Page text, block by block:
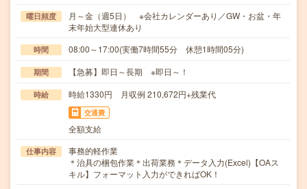
曜日頻度
月～金（週5日） ※会社カレンダーあり／GW・お盆・年
末年始大型連休あり
時間 08:00～17:00(実働7時間55分 休憩1時間05分)
期間 【急募】即日～長期 ※即日～！
時給 時給1330円 月収例 210,672円+残業代
交通費
全額支給
仕事内容
事務的軽作業
＊治具の梱包作業＊出荷業務＊データ入力(Excel)【OAス
キル】フォーマット入力ができればOK！